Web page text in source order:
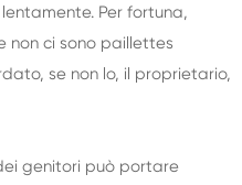
Per fortuna,
non ci sono paillettes
se non lo, il proprietario,
genitori può portare